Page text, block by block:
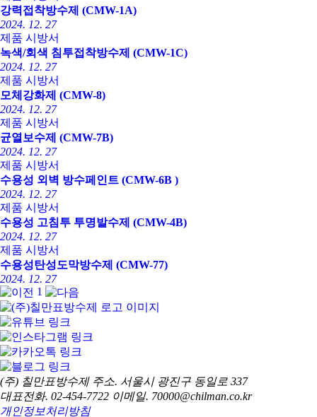
강력접착방수제 (CMW-1A)
2024. 12. 27
제품 시방서
녹색/회색 침투접착방수제 (CMW-1C)
2024. 12. 27
제품 시방서
모체강화제 (CMW-8)
2024. 12. 27
제품 시방서
균열보수제 (CMW-7B)
2024. 12. 27
제품 시방서
수용성 외벽 방수페인트 (CMW-6B )
2024. 12. 27
제품 시방서
수용성 고침투 투명발수제 (CMW-4B)
2024. 12. 27
제품 시방서
수용성탄성도막방수제 (CMW-77)
2024. 12. 27
1
(주) 칠만표방수제 주소. 서울시 광진구 동일로 337
대표전화. 02-454-7722 이메일. 70000@chilman.co.kr
개인정보처리방침